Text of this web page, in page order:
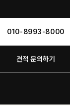
010-8993-8000
견적 문의하기